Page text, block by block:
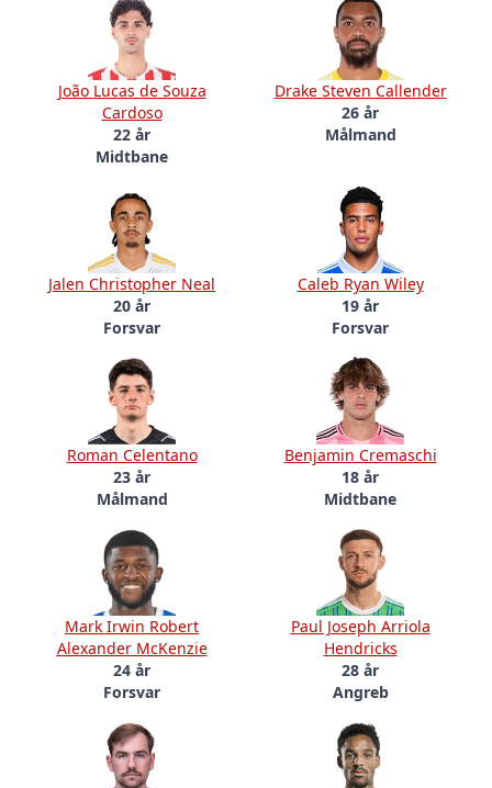
João Lucas de Souza
Cardoso
22 år
Midtbane
Drake Steven Callender
26 år
Målmand
Jalen Christopher Neal
20 år
Forsvar
Caleb Ryan Wiley
19 år
Forsvar
Roman Celentano
23 år
Målmand
Benjamin Cremaschi
18 år
Midtbane
Mark Irwin Robert
Alexander McKenzie
24 år
Forsvar
Paul Joseph Arriola
Hendricks
28 år
Angreb